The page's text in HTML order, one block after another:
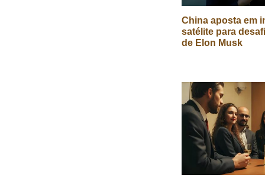
China aposta em
satélite para
de Elon Musk